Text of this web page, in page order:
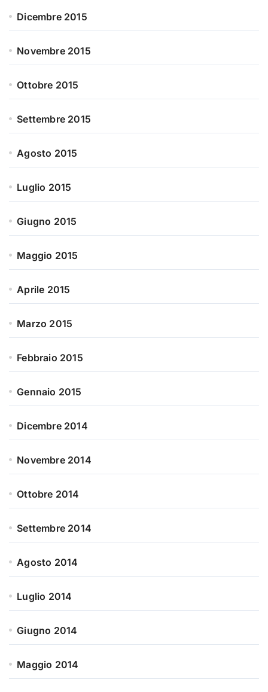
Dicembre 2015
Novembre 2015
Ottobre 2015
Settembre 2015
Agosto 2015
Luglio 2015
Giugno 2015
Maggio 2015
Aprile 2015
Marzo 2015
Febbraio 2015
Gennaio 2015
Dicembre 2014
Novembre 2014
Ottobre 2014
Settembre 2014
Agosto 2014
Luglio 2014
Giugno 2014
Maggio 2014